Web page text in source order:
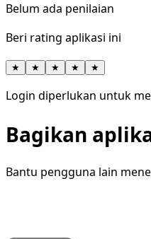
Belum ada penilaian
Beri rating aplikasi ini
★ ★ ★ ★ ★
Login diperlukan untuk
Bagikan
Bantu pengguna lain